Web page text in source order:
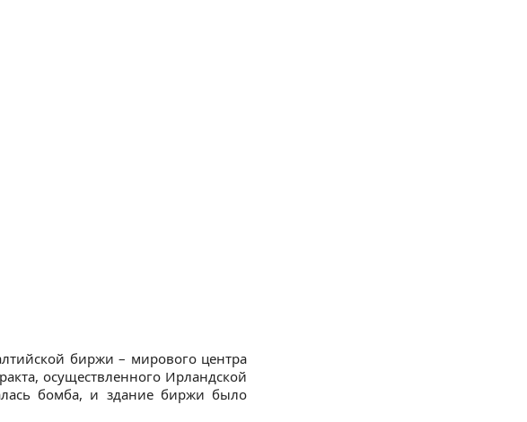
биржи – мирового центра
осуществленного Ирландской
бомба, и здание биржи было